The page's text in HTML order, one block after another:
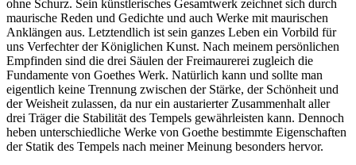
ohne Schurz. Sein künstlerisches Gesamtwerk zeichnet sich durch
maurische Reden und Gedichte und auch Werke mit maurischen
Anklängen aus. Letztendlich ist sein ganzes Leben ein Vorbild für
uns Verfechter der Königlichen Kunst. Nach meinem persönlichen
Empfinden sind die drei Säulen der Freimaurerei zugleich die
Fundamente von Goethes Werk. Natürlich kann und sollte man
eigentlich keine Trennung zwischen der Stärke, der Schönheit und
der Weisheit zulassen, da nur ein austarierter Zusammenhalt aller
drei Träger die Stabilität des Tempels gewährleisten kann. Dennoch
heben unterschiedliche Werke von Goethe bestimmte Eigenschaften
der Statik des Tempels nach meiner Meinung besonders hervor.